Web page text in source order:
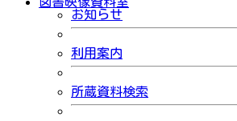
お知らせ
利用案内
所蔵資料検索